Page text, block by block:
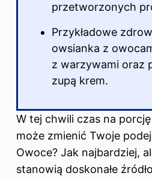
przetworzonych
Przykładowe
owsianka z
z warzywami oraz
zupą krem.
W tej chwili czas na
może zmienić Twoje
Owoce? Jak najbardziej,
stanowią doskonałe